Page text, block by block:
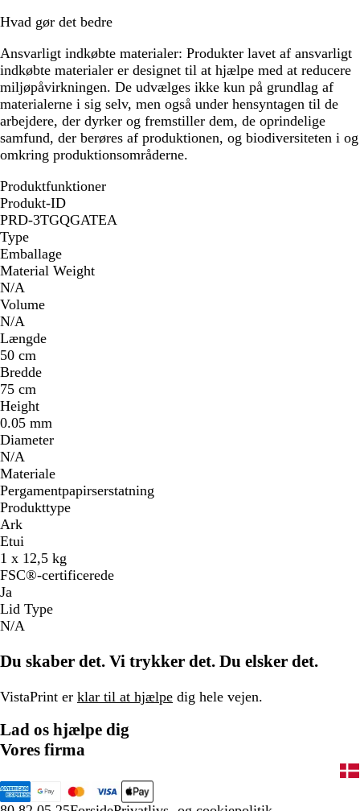
Hvad gør det bedre
Ansvarligt indkøbte materialer: Produkter lavet af ansvarligt
indkøbte materialer er designet til at hjælpe med at reducere
miljøpåvirkningen. De udvælges ikke kun på grundlag af
materialerne i sig selv, men også under hensyntagen til de
arbejdere, der dyrker og fremstiller dem, de oprindelige
samfund, der berøres af produktionen, og biodiversiteten i og
omkring produktionsområderne.
Produktfunktioner
Produkt-ID
PRD-3TGQGATEA
Type
Emballage
Material Weight
N/A
Volume
N/A
Længde
50 cm
Bredde
75 cm
Height
0.05 mm
Diameter
N/A
Materiale
Pergamentpapirserstatning
Produkttype
Ark
Etui
1 x 12,5 kg
FSC®-certificerede
Ja
Lid Type
N/A
Du skaber det. Vi trykker det. Du elsker det.
VistaPrint er klar til at hjælpe dig hele vejen.
Lad os hjælpe dig
Vores firma